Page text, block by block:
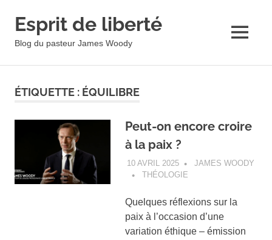
Esprit de liberté
Blog du pasteur James Woody MENU
ÉTIQUETTE : ÉQUILIBRE
Peut-on encore croire
à la paix ?
10 AVRIL 2025
JAMES WOODY
THÉOLOGIE
Quelques réflexions sur la
paix à l’occasion d’une
variation éthique – émission